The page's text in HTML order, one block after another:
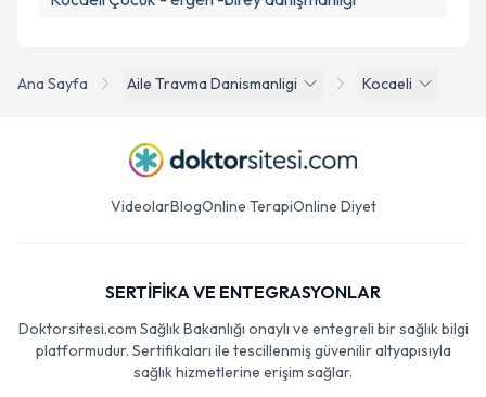
Ana Sayfa Aile Travma Danismanligi Kocaeli
VideolarBlogOnline TerapiOnline Diyet
SERTİFİKA VE ENTEGRASYONLAR
Doktorsitesi.com Sağlık Bakanlığı onaylı ve entegreli bir sağlık bilgi
platformudur. Sertifikaları ile tescillenmiş güvenilir altyapısıyla
sağlık hizmetlerine erişim sağlar.